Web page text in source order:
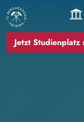
Jetzt Studienplatz
Bild